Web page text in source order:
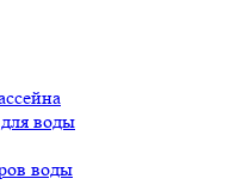
воды
воды